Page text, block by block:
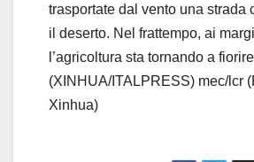
V
i
trasportate dal vento una strada
il deserto. Nel frattempo, ai
l’agricoltura sta tornando a
(XINHUA/ITALPRESS) mec/lcr
Xinhua)